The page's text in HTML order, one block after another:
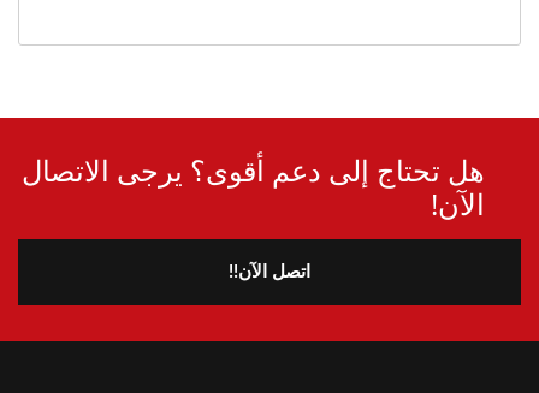
هل تحتاج إلى دعم أقوى؟ يرجى الاتصال
الآن!
اتصل الآن!!